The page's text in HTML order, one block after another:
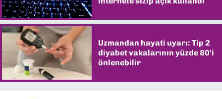
Uzmandan hayati uyarı: Tip 2
diyabet vakalarının yüzde 80'i
önlenebilir